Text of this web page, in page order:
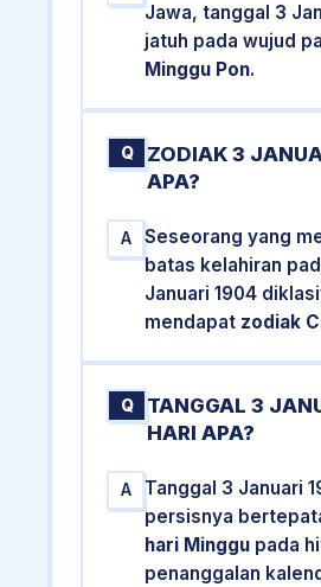
Jawa, tanggal 3
jatuh pada wujud
Minggu Pon.
Q
ZODIAK 3
APA?
A
Seseorang yang
batas kelahiran
Januari 1904
mendapat zodiak
Q
TANGGAL 3
HARI APA?
A
Tanggal 3 Januari
persisnya
hari Minggu pada
penanggalan